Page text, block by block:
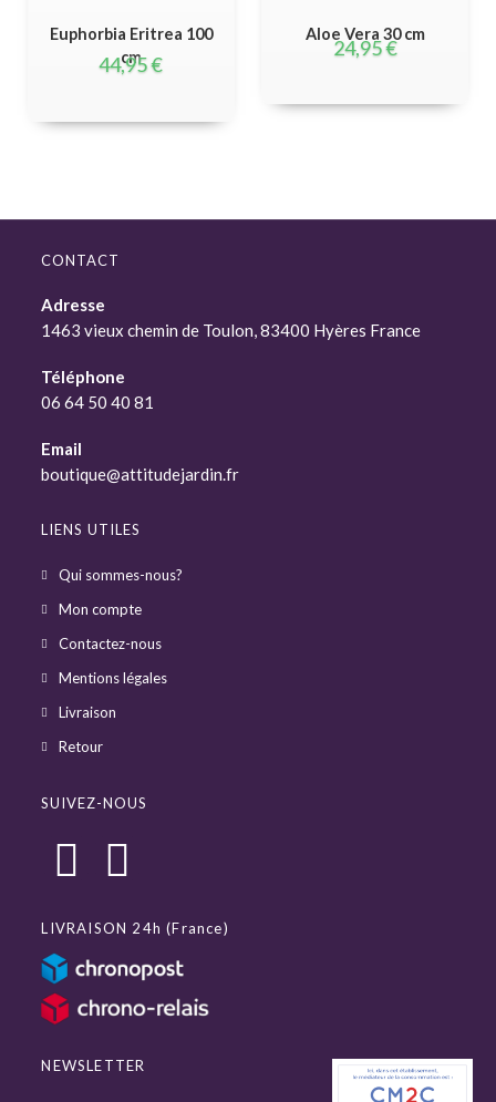
Euphorbia Eritrea 100
cm
44,95€
Aloe Vera 30 cm
24,95€
CONTACT
Adresse
1463 vieux chemin de Toulon, 83400 Hyères France
Téléphone
06 64 50 40 81
Email
boutique@attitudejardin.fr
LIENS UTILES
Qui sommes-nous?
Mon compte
Contactez-nous
Mentions légales
Livraison
Retour
SUIVEZ-NOUS
LIVRAISON 24h (France)
NEWSLETTER